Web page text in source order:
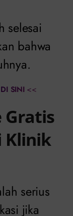
selesai
bahwa
SINI <<
Gratis
Klinik
serius
jika